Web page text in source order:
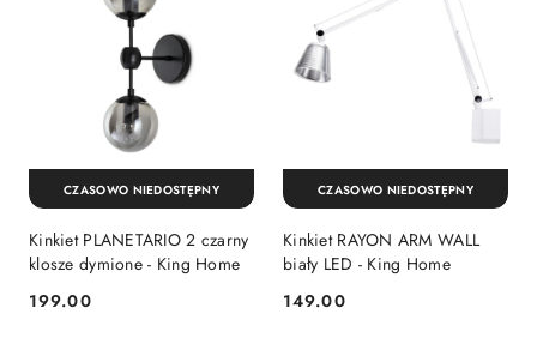
Kinkiet PLANETARIO 2 czarny
klosze dymione - King Home
Cena:
199.00
CZASOWO NIEDOSTĘPNY
Kinkiet RAYON ARM WALL
biały LED - King Home
Cena:
149.00
CZASOWO NIEDOSTĘPNY